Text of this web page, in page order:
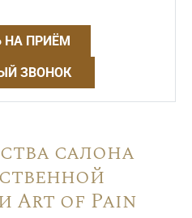
НА ПРИЁМ
ЗВОНОК
салона
Art of Pain